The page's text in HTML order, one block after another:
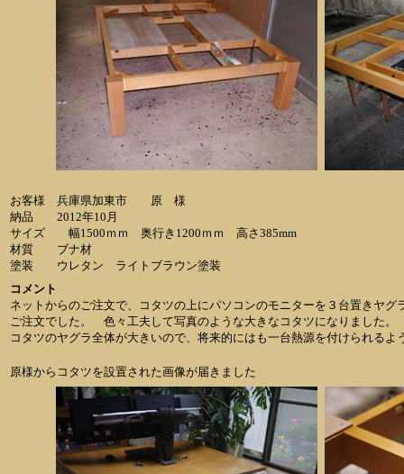
お客様 兵庫県加東市 原 様
納品 2012年10月
サイズ 幅1500ｍｍ 奥行き1200ｍｍ 高さ385mm
材質 ブナ材
塗装 ウレタン ライトブラウン塗装
コメント
ネットからのご注文で、コタツの上にパソコンのモニターを３台置きヤ
ご注文でした。 色々工夫して写真のような大きなコタツになりました。
コタツのヤグラ全体が大きいので、将来的にはも一台熱源を付けられるよ
原様からコタツを設置された画像が届きました